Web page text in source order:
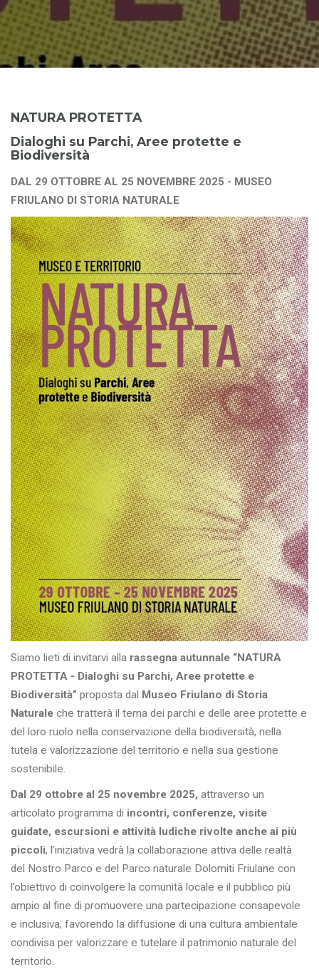
NATURA PROTETTA
Dialoghi su Parchi, Aree protette e
Biodiversità
DAL 29 OTTOBRE AL 25 NOVEMBRE 2025 - MUSEO
FRIULANO DI STORIA NATURALE
Siamo lieti di invitarvi alla rassegna autunnale “NATURA
PROTETTA - Dialoghi su Parchi, Aree protette e
Biodiversità” proposta dal Museo Friulano di Storia
Naturale che tratterà il tema dei parchi e delle aree protette e
del loro ruolo nella conservazione della biodiversità, nella
tutela e valorizzazione del territorio e nella sua gestione
sostenibile.
Dal 29 ottobre al 25 novembre 2025, attraverso un
articolato programma di incontri, conferenze, visite
guidate, escursioni e attività ludiche rivolte anche ai più
piccoli, l’iniziativa vedrà la collaborazione attiva delle realtà
del Nostro Parco e del Parco naturale Dolomiti Friulane con
l’obiettivo di coinvolgere la comunità locale e il pubblico più
ampio al fine di promuovere una partecipazione consapevole
e inclusiva, favorendo la diffusione di una cultura ambientale
condivisa per valorizzare e tutelare il patrimonio naturale del
territorio.